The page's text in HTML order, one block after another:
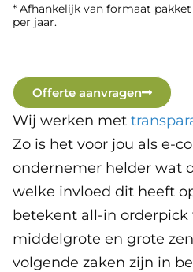
* Afhankelijk van formaat
per jaar.
Offerte aanvragen
Wij werken met
Zo is het voor jou als e-
ondernemer helder wat
welke invloed dit heeft
betekent all-in orderpick
middelgrote en grote
volgende zaken zijn in